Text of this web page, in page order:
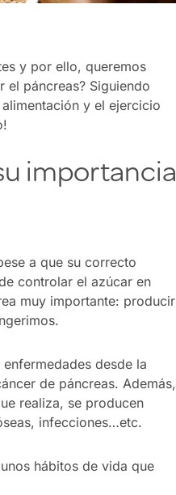
y por ello, queremos
páncreas? Siguiendo
y el ejercicio
importancia
a que su correcto
controlar el azúcar en
muy importante: producir
desde la
de páncreas. Además,
realiza, se producen
infecciones…etc.
hábitos de vida que